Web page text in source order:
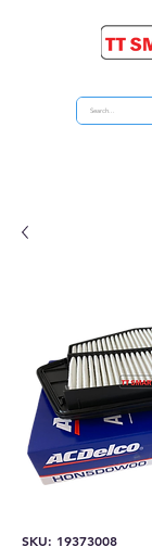
SKU: 19373008